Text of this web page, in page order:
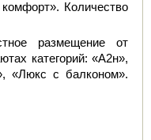
Количество
размещение от
категорий: «А2н»,
«Люкс с балконом».